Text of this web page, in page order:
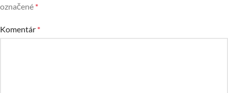
označené *
Komentár *